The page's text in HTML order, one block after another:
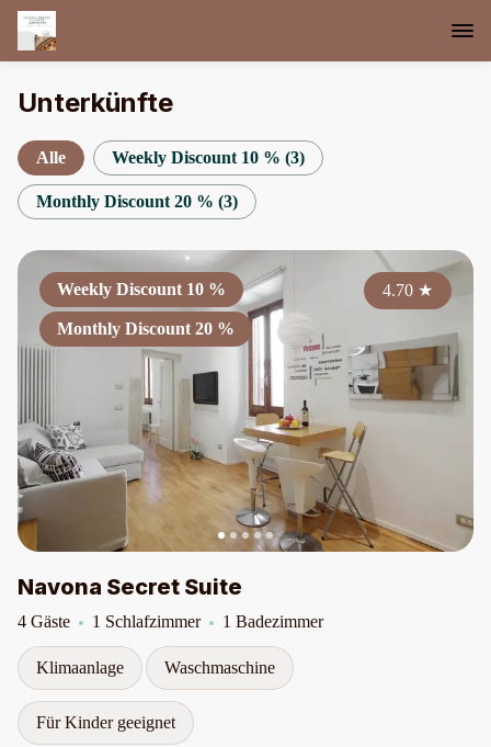
Unterkünfte
Alle Weekly Discount 10 % (3)
Monthly Discount 20 % (3)
Weekly Discount 10 %
Monthly Discount 20 %
4.70★
Navona Secret Suite
4 Gäste 1 Schlafzimmer 1 Badezimmer
Klimaanlage Waschmaschine
Für Kinder geeignet